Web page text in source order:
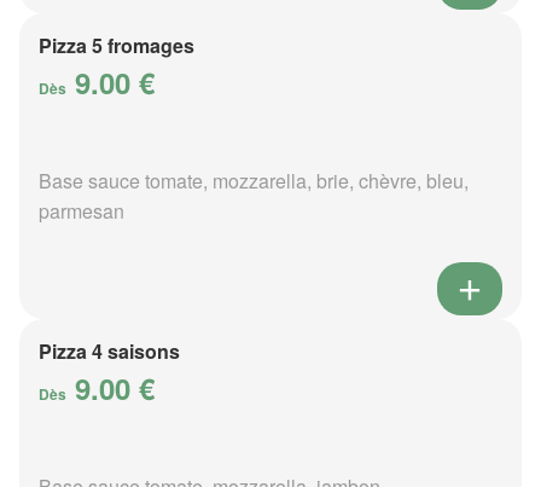
Pizza 5 fromages
Dès 9.00 €
Base sauce tomate, mozzarella, brie, chèvre, bleu,
parmesan
Pizza 4 saisons
Dès 9.00 €